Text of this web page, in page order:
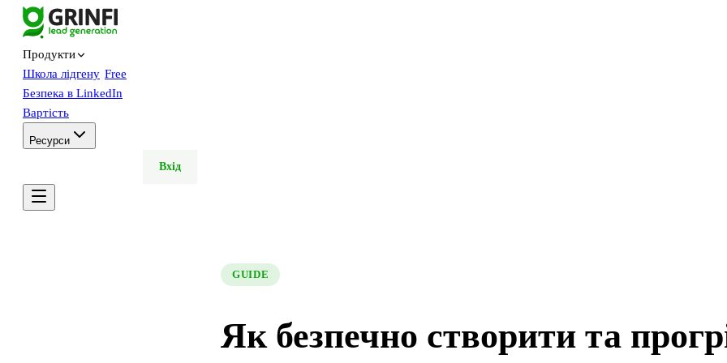
Продукти
Школа лідгену Free
Безпека в LinkedIn
Вартість
Ресурси
Вхід
GUIDE
Як безпечно створити та